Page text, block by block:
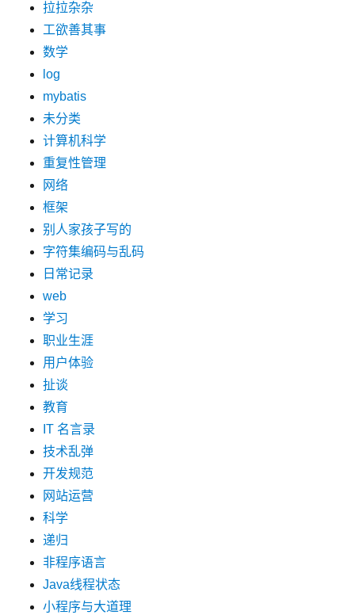
拉拉杂杂
工欲善其事
数学
log
mybatis
未分类
计算机科学
重复性管理
网络
框架
别人家孩子写的
字符集编码与乱码
日常记录
web
学习
职业生涯
用户体验
扯谈
教育
IT 名言录
技术乱弹
开发规范
网站运营
科学
递归
非程序语言
Java线程状态
小程序与大道理